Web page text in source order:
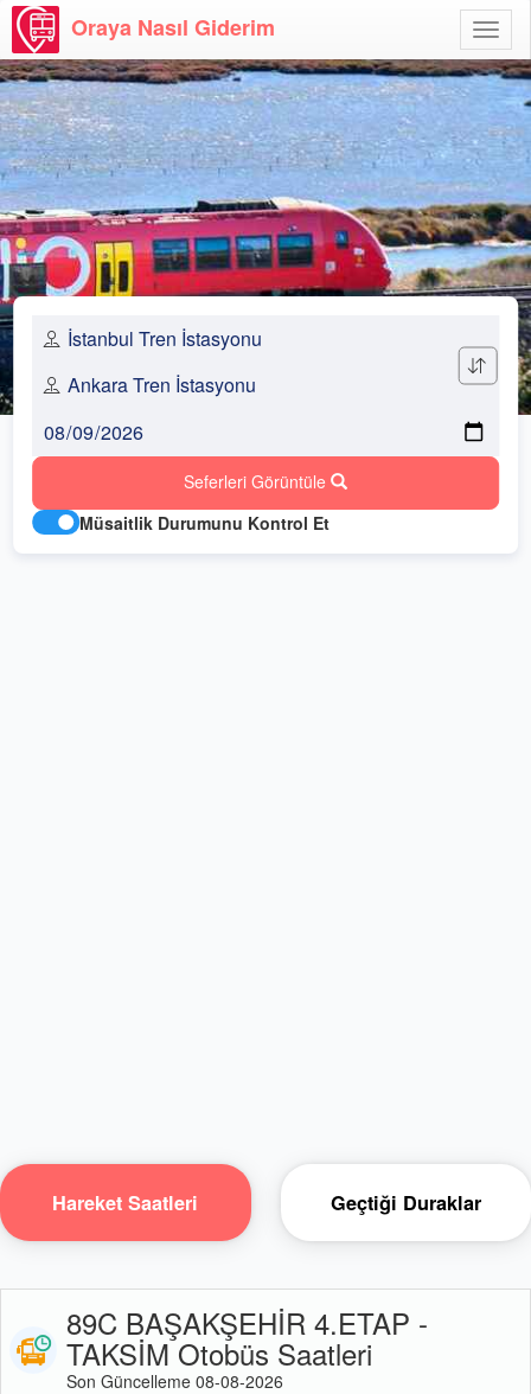
Aç
Oraya Nasıl Giderim
Seferleri Görüntüle
Müsaitlik Durumunu Kontrol Et
Hareket Saatleri Geçtiği Duraklar
89C BAŞAKŞEHİR 4.ETAP -
TAKSİM Otobüs Saatleri
Son Güncelleme 08-08-2026